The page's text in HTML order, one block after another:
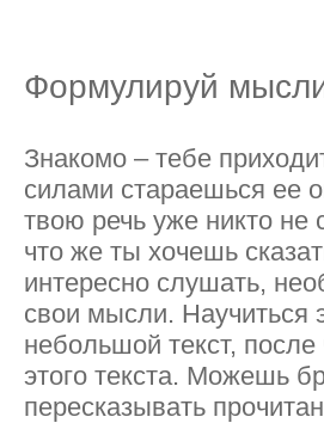
Формулируй
Знакомо – тебе
силами стараешься ее
твою речь уже никто не
что же ты хочешь
интересно слушать,
свои мысли. Научиться
небольшой текст,
этого текста. Можешь
пересказывать